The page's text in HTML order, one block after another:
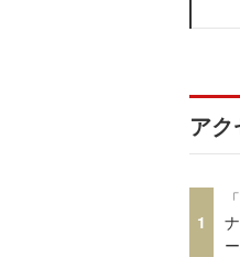
ア
1